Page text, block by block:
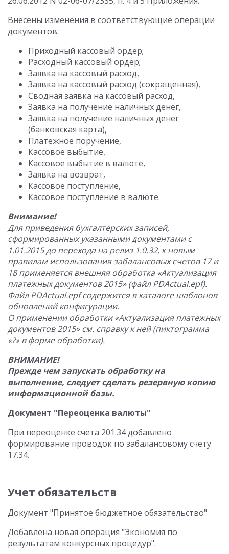
Внесены изменения в соответствующие операции
документов:
Приходный кассовый ордер;
Расходный кассовый ордер;
Заявка на кассовый расход,
Заявка на кассовый расход (сокращенная),
Сводная заявка на кассовый расход,
Заявка на получение наличных денег,
Заявка на получение наличных денег
(банковская карта),
Платежное поручение,
Кассовое выбытие,
Кассовое выбытие в валюте,
Заявка на возврат,
Кассовое поступление,
Кассовое поступление в валюте.
Внимание!
Для приведения бухгалтерских записей,
сформированных указанными документами с
1.01.2015 до перехода на релиз 1.0.32, к новым
правилам использования забалансовых счетов 17 и
18 применяется внешняя обработка «Актуализация
платежных документов 2015» (файл PDActual.epf).
Файл PDActual.epf содержится в каталоге шаблонов
обновлений конфигурации.
О применении обработки «Актуализация платежных
документов 2015» см. справку к ней (пиктограмма
«?» в форме обработки).
ВНИМАНИЕ!
Прежде чем запускать обработку на
выполнение, следует сделать резервную копию
информационной базы.
Документ "Переоценка валюты"
При переоценке счета 201.34 добавлено
формирование проводок по забалансовому счету
17.34.
Учет обязательств
Документ "Принятое бюджетное обязательство"
Добавлена новая операция "Экономия по
результатам конкурсных процедур".